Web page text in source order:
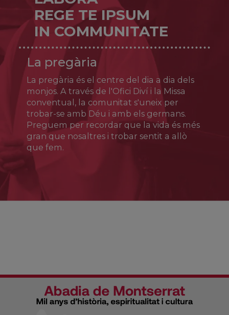
Joan Pere Carafa (qui més tard seria el papa
Pau IV), va fundar un nou estil de vida
sacerdotal (els teatins) centrat en la santedat
del clergat, la confiança en la providència i el
servei als pobres. Després de patir
persecucions i empresonaments se se'n va
retirar a Nàpols, on morí el 7 d’agost de 1547.
Fou canonitzat el 1671.
REGE TE IPSUM
IN COMMUNITATE
La pregària
La pregària és el centre del dia a dia dels
monjos. A través de l'Ofici Diví i la Missa
conventual, la comunitat s'uneix per
trobar-se amb Déu i amb els germans.
Preguem per recordar que la vida és més
gran que nosaltres i trobar sentit a allò
que fem.